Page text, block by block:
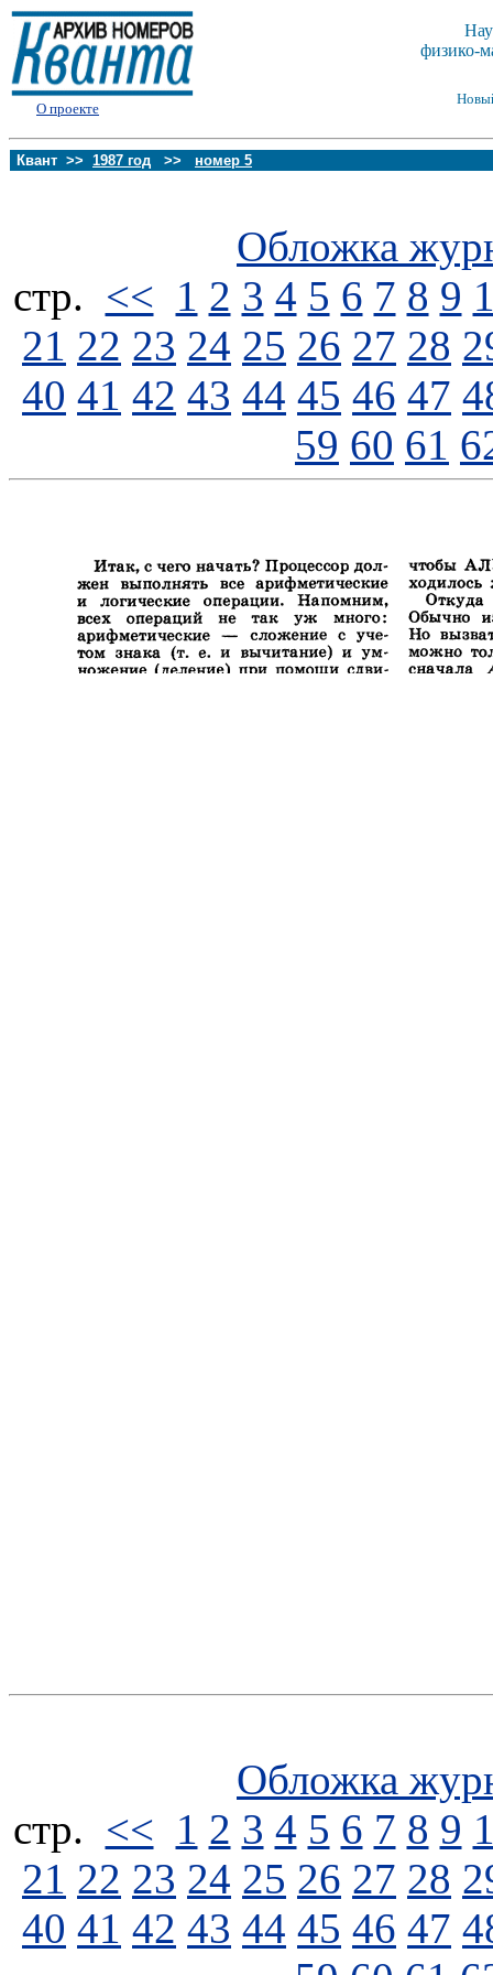
О проекте
физико-
Квант >> 1987 год >> номер 5
Обложка
стp. << 1 2 3 4 5 6 7 8 9
21 22 23 24 25 26 27 28
40 41 42 43 44 45 46 47
59 60 61
Обложка
стp. << 1 2 3 4 5 6 7 8 9
21 22 23 24 25 26 27 28
40 41 42 43 44 45 46 47